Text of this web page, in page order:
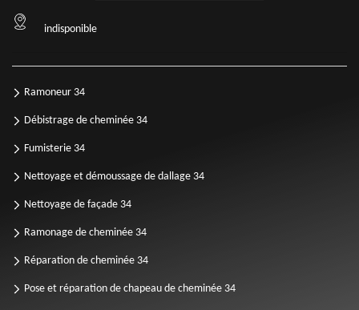
indisponible
Ramoneur 34
Débistrage de cheminée 34
Fumisterie 34
Nettoyage et démoussage de dallage 34
Nettoyage de façade 34
Ramonage de cheminée 34
Réparation de cheminée 34
Pose et réparation de chapeau de cheminée 34